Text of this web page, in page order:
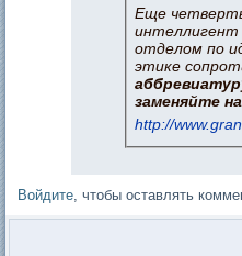
Еще
интеллигент
отделом по
этике
заменяйте
http://
Войдите , чтобы оставлять